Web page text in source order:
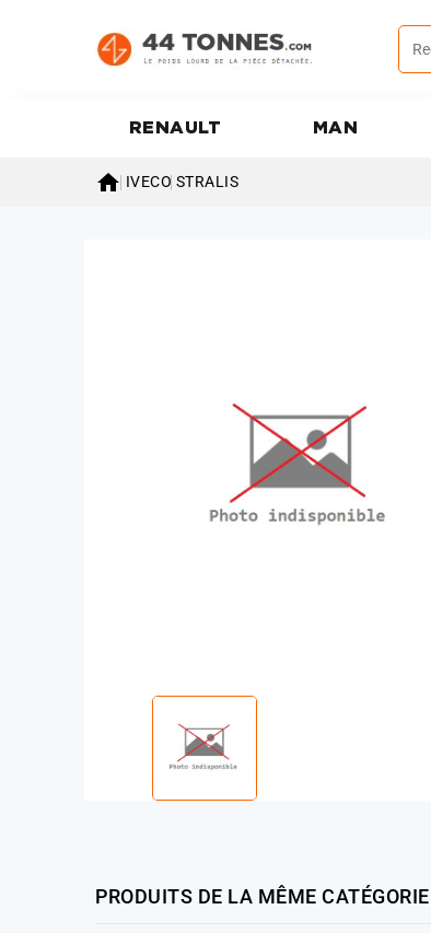
RENAULT MAN
 IVECO STRALIS
PRODUITS DE LA MÊME CATÉGORIE